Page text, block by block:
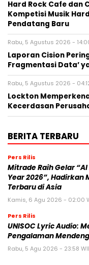
Hard Rock Cafe dan
Kompetisi Musik
Pendatang Baru
Rabu, 5 Agustus 2026 -
Laporan Cision
Fragmentasi Data’
Rabu, 5 Agustus 2026 -
Lockton
Kecerdasan
BERITA TERBARU
Pers Rilis
Mitrade Raih Gelar
Year 2026”, Hadirkan
Terbaru di Asia
Kamis, 6 Agu 2026 - 02:00
Pers Rilis
UNISOC Lyric Audio:
Pengalaman
Rabu, 5 Agu 2026 - 23:58